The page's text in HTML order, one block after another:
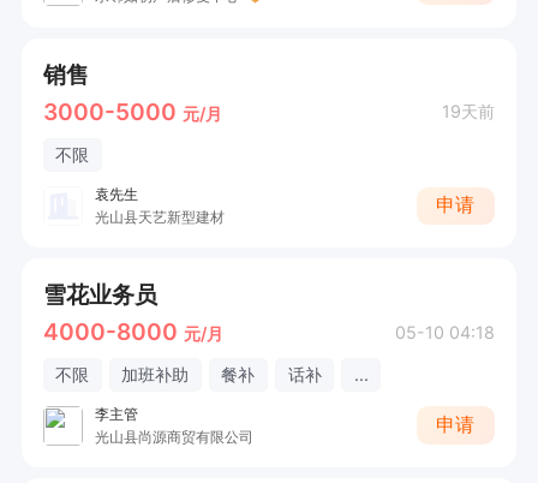
销售
3000-5000 元/月 19天前
不限
袁先生
光山县天艺新型建材
申请
雪花业务员
4000-8000 元/月 05-10 04:18
不限 加班补助 餐补 话补 ...
李主管
光山县尚源商贸有限公司
申请